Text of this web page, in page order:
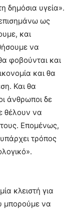
δημόσια υγεία».
ως
και
να
φοβούνται και
και θα
Και θα
άνθρωποι δε
θέλουν να
Επομένως,
υπάρχει τρόπος
κλειστή για
μπορούμε να